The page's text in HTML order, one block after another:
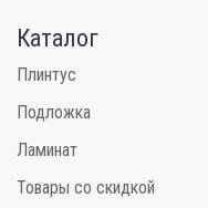
Каталог
Плинтус
Подложка
Ламинат
Товары со скидкой